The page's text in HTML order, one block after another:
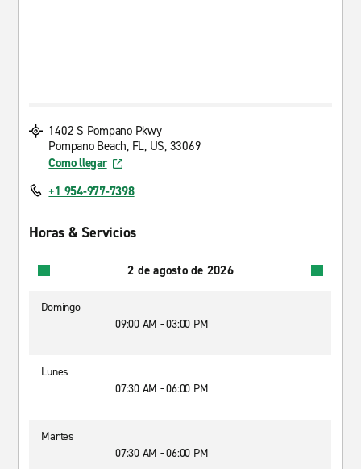
1402 S Pompano Pkwy
Pompano Beach, FL, US, 33069
Como llegar
+1 954-977-7398
Horas & Servicios
2 de agosto de 2026
Domingo
09:00 AM - 03:00 PM
Lunes
07:30 AM - 06:00 PM
Martes
07:30 AM - 06:00 PM